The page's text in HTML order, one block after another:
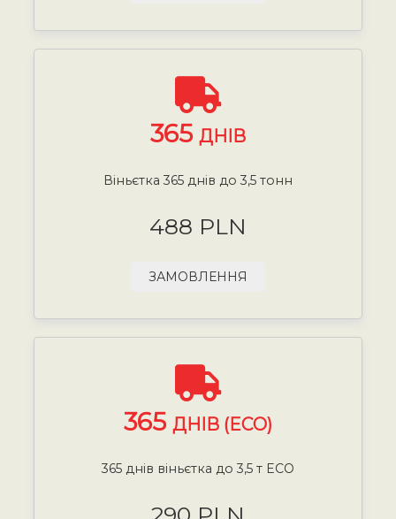
365 ДНІВ
Віньєтка 365 днів до 3,5 тонн
488 PLN
ЗАМОВЛЕННЯ
365 ДНІВ (ECO)
365 днів віньєтка до 3,5 т ECO